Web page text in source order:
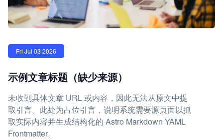
Fri Jul 03 2026
示例文章标题（缺少来源）
未收到具体文章 URL 或内容，因此无法从原文中提
取引言。此处为占位引言，说明系统需要源页面以抓
取实际内容并生成结构化的 Astro Markdown YAML
Frontmatter。